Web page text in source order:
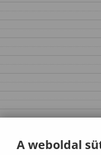
A weboldal